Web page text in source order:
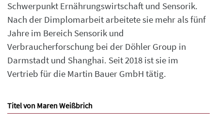
Schwerpunkt Ernährungswirtschaft und Sensorik.
Nach der Dimplomarbeit arbeitete sie mehr als fünf
Jahre im Bereich Sensorik und
Verbraucherforschung bei der Döhler Group in
Darmstadt und Shanghai. Seit 2018 ist sie im
Vertrieb für die Martin Bauer GmbH tätig.
Titel von Maren Weißbrich